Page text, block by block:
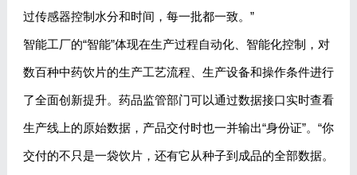
过传感器控制水分和时间，每一批都一致。”
智能工厂的“智能”体现在生产过程自动化、智能化控制，对
数百种中药饮片的生产工艺流程、生产设备和操作条件进行
了全面创新提升。药品监管部门可以通过数据接口实时查看
生产线上的原始数据，产品交付时也一并输出“身份证”。“你
交付的不只是一袋饮片，还有它从种子到成品的全部数据。